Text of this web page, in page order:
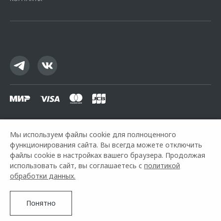
16.01.2015. Предложение ограничено и не является публичной
Горячая линия OMODA: +7 (812) 445-97-98
© 2026 Аларм-Моторс
Мы используем файлы cookie для полноценного
функционирования сайта. Вы всегда можете отключить
файлы cookie в настройках вашего браузера. Продолжая
использовать сайт, вы соглашаетесь с политикой
обработки данных.
Понятно